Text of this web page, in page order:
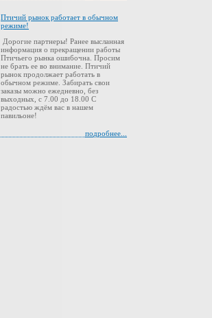
Птичий рынок работает в обычном
режиме!
Дорогие партнеры! Ранее высланная
информация о прекращении работы
Птичьего рынка ошибочна. Просим
не брать ее во внимание. Птичий
рынок продолжает работать в
обычном режиме. Забирать свои
заказы можно ежедневно, без
выходных, с 7.00 до 18.00 С
радостью ждём вас в нашем
павильоне!
подробнее...